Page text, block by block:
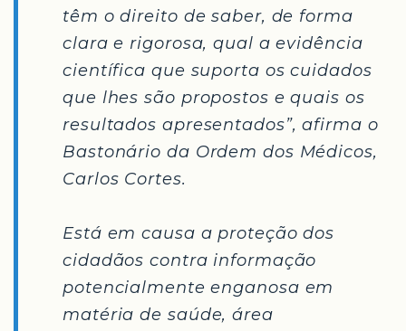
têm o direito de saber, de forma
clara e rigorosa, qual a evidência
científica que suporta os cuidados
que lhes são propostos e quais os
resultados apresentados”, afirma o
Bastonário da Ordem dos Médicos,
Carlos Cortes.
Está em causa a proteção dos
cidadãos contra informação
potencialmente enganosa em
matéria de saúde, área